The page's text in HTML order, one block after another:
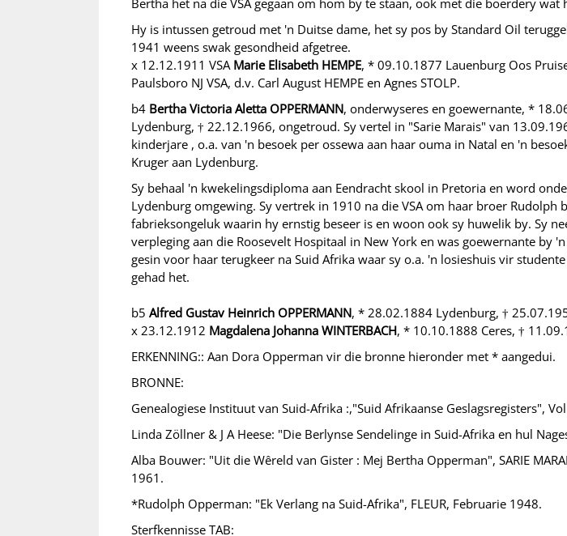
Bertha het na die VSA gegaan om hom by te staan, ook met die boerdery wat
Hy is intussen getroud met 'n Duitse dame, het sy pos by Standard Oil
1941 weens swak gesondheid afgetree.
x 12.12.1911 VSA Marie Elisabeth HEMPE, * 09.10.1877 Lauenburg Oos
Paulsboro NJ VSA, d.v. Carl August HEMPE en Agnes STOLP.
b4 Bertha Victoria Aletta OPPERMANN, onderwyseres en goewernante, *
Lydenburg, † 22.12.1966, ongetroud. Sy vertel in "Sarie Marais" van
kinderjare , o.a. van 'n besoek per ossewa aan haar ouma in Natal en 'n
Kruger aan Lydenburg.
Sy behaal 'n kwekelingsdiploma aan Eendracht skool in Pretoria en word
Lydenburg omgewing. Sy vertrek in 1910 na die VSA om haar broer Rudolph
fabrieksongeluk waarin hy ernstig beseer is en woon ook sy huwelik by. Sy
verpleging aan die Roosevelt Hospitaal in New York en was goewernante by
gesin voor haar terugkeer na Suid Afrika waar sy o.a. 'n losieshuis vir
gehad het.
b5 Alfred Gustav Heinrich OPPERMANN, * 28.02.1884 Lydenburg, †
x 23.12.1912 Magdalena Johanna WINTERBACH, * 10.10.1888 Ceres, †
ERKENNING:: Aan Dora Opperman vir die bronne hieronder met * aangedui.
BRONNE:
Genealogiese Instituut van Suid-Afrika :,"Suid Afrikaanse Geslagsregisters",
Linda Zöllner & J A Heese: "Die Berlynse Sendelinge in Suid-Afrika en hul
Alba Bouwer: "Uit die Wêreld van Gister : Mej Bertha Opperman", SARIE
1961.
*Rudolph Opperman: "Ek Verlang na Suid-Afrika", FLEUR, Februarie 1948.
Sterfkennisse TAB: